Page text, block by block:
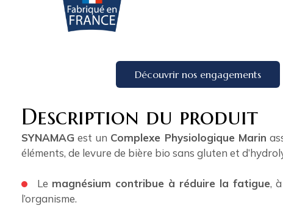
Découvrir nos engagements
Description du produit
SYNAMAG est un Complexe Physiologique Marin
éléments, de levure de bière bio sans gluten et
Le magnésium contribue à réduire la fatigue,
l’organisme.